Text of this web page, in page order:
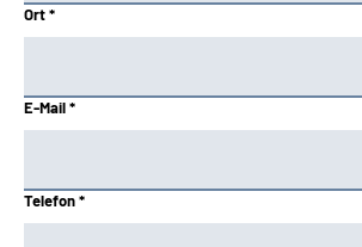
Ort *
E-Mail *
Telefon *